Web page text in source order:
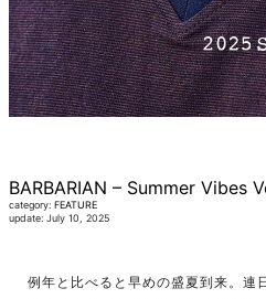
BARBARIAN – Summer Vibes
category: FEATURE
update: July 10, 2025
例年と比べると早めの盛夏到来。連